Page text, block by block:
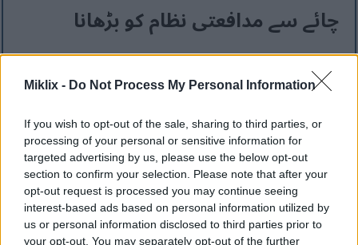
Miklix - Do Not Process My Personal Information
If you wish to opt-out of the sale, sharing to third parties, or
processing of your personal or sensitive information for
targeted advertising by us, please use the below opt-out
section to confirm your selection. Please note that after your
opt-out request is processed you may continue seeing
interest-based ads based on personal information utilized by
us or personal information disclosed to third parties prior to
your opt-out. You may separately opt-out of the further
چائے سے مدافعتی نظام کو بڑھانا
چائے صحت کے فوائد سے بھری ہوتی ہے، بنیادی طور پر
جو انفیکشن سے لڑنے میں مدد کرتا ہے۔ چائے میں پولی فینول
اور فلیوونائڈز کا خاص مرکب قوت مدافعت کے نظام کی کلید
ہے۔
باقاعدگی سے چائے پینا آپ کو بیمار ہونے پر تیزی سے بہتر ہونے